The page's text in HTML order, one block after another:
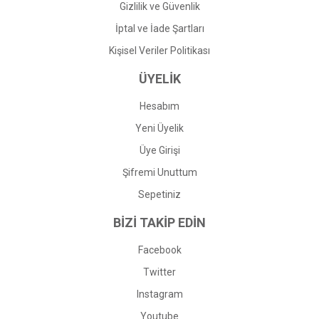
Gizlilik ve Güvenlik
İptal ve İade Şartları
Kişisel Veriler Politikası
ÜYELİK
Hesabım
Yeni Üyelik
Üye Girişi
Şifremi Unuttum
Sepetiniz
BİZİ TAKİP EDİN
Facebook
Twitter
Instagram
Youtube